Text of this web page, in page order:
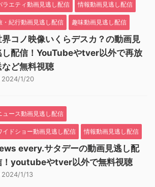
ラエティ動画見逃し配信 情報動画見逃し配信
・紀行動画見逃し配信 趣味動画見逃し配信
界コノ映像いくらデスカ？の動画見
し配信！YouTubeやtver以外で再放
など無料視聴
2024/1/20
ュース動画見逃し配信
イドショー動画見逃し配信 情報動画見逃し配信
every.サタデーの動画見逃し配
！youtubeやtver以外で無料視聴
2024/1/13